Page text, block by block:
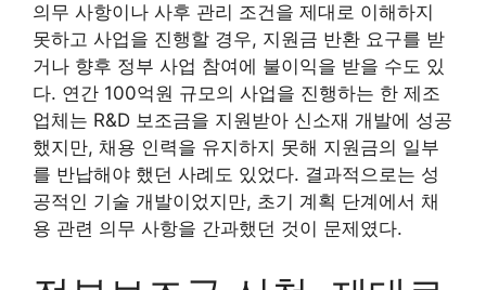
의무 사항이나 사후 관리 조건을 제대로 이해하지
못하고 사업을 진행할 경우, 지원금 반환 요구를 받
거나 향후 정부 사업 참여에 불이익을 받을 수도 있
다. 연간 100억원 규모의 사업을 진행하는 한 제조
업체는 R&D 보조금을 지원받아 신소재 개발에 성공
했지만, 채용 인력을 유지하지 못해 지원금의 일부
를 반납해야 했던 사례도 있었다. 결과적으로는 성
공적인 기술 개발이었지만, 초기 계획 단계에서 채
용 관련 의무 사항을 간과했던 것이 문제였다.